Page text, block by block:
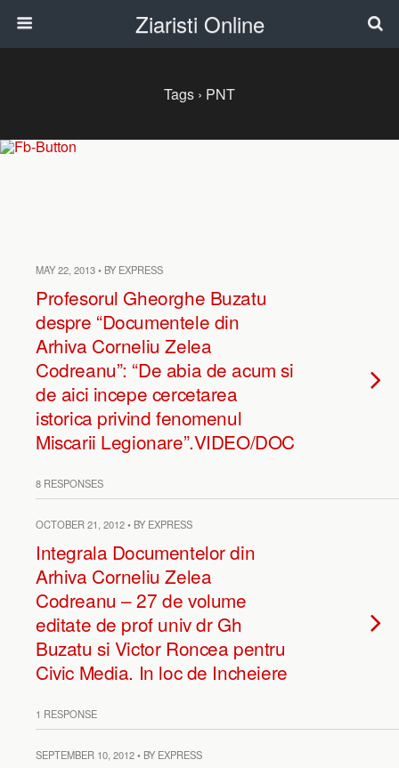
Ziaristi Online
Tags › PNT
MAY 22, 2013 • BY EXPRESS
Profesorul Gheorghe Buzatu
despre “Documentele din
Arhiva Corneliu Zelea
Codreanu”: “De abia de acum si
de aici incepe cercetarea
istorica privind fenomenul
Miscarii Legionare”.VIDEO/DOC
8 RESPONSES
OCTOBER 21, 2012 • BY EXPRESS
Integrala Documentelor din
Arhiva Corneliu Zelea
Codreanu – 27 de volume
editate de prof univ dr Gh
Buzatu si Victor Roncea pentru
Civic Media. In loc de Incheiere
1 RESPONSE
SEPTEMBER 10, 2012 • BY EXPRESS